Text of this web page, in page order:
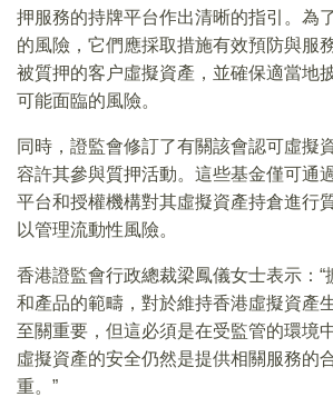
押服務的持牌平台作出清晰的指引。為
的風險，它們應採取措施有效預防與服
被質押的客户虛擬資產，並確保適當地
可能面臨的風險。
同時，證監會修訂了有關該會認可虛擬
容許其參與質押活動。這些基金僅可通
平台和授權機構對其虛擬資產持倉進行
以管理流動性風險。
香港證監會行政總裁梁鳳儀女士表示：“
和產品的範疇，對於維持香港虛擬資產
至關重要，但這必須是在受監管的環境
虛擬資產的安全仍然是提供相關服務的
重。”